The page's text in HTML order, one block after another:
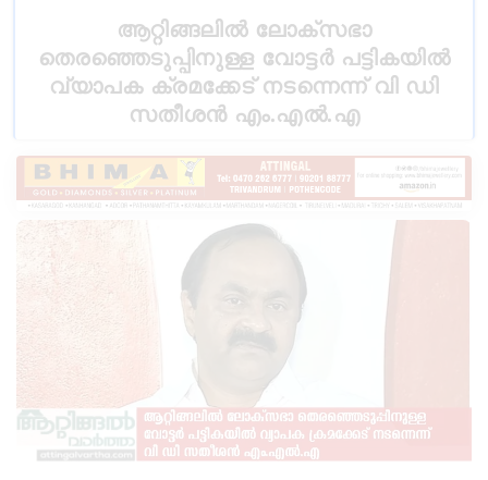
ആറ്റിങ്ങലിൽ ലോക്സഭാ
തെരഞ്ഞെടുപ്പിനുള്ള വോട്ടർ പട്ടികയിൽ
വ്യാപക ക്രമക്കേട് നടന്നെന്ന് വി ഡി
സതീശൻ എം.എൽ.എ